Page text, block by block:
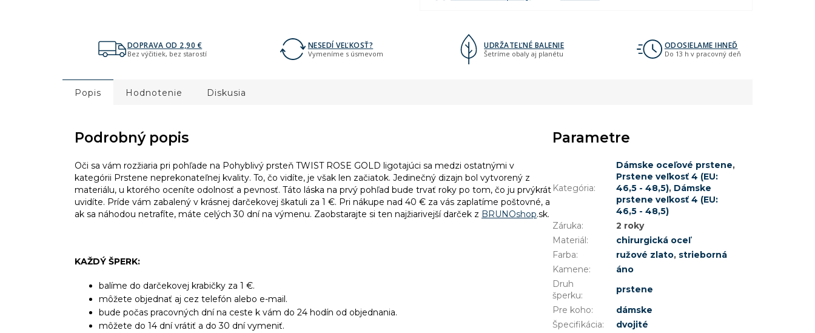
DOPRAVA OD 2,90 €
Bez výčitiek, bez starostí
NESEDÍ VEĽKOSŤ?
Vymeníme s úsmevom
UDRŽATEĽNÉ BALENIE
Šetríme obaly aj planétu
ODOSIELAME IHNEĎ
Do 13 h v pracovný deň
Popis Hodnotenie Diskusia
Podrobný popis
Oči sa vám rozžiaria pri pohľade na Pohyblivý prsteň TWIST ROSE GOLD ligotajúci sa medzi ostatnými v
kategórii Prstene neprekonateľnej kvality. To, čo vidíte, je však len začiatok. Jedinečný dizajn bol vytvorený z
materiálu, u ktorého oceníte odolnosť a pevnosť. Táto láska na prvý pohľad bude trvať roky po tom, čo ju prvýkrát
uvidíte. Príde vám zabalený v krásnej darčekovej škatuli za 1 €. Pri nákupe nad 40 € za vás zaplatíme poštovné, a
ak sa náhodou netrafíte, máte celých 30 dní na výmenu. Zaobstarajte si ten najžiarivejší darček z BRUNOshop.sk.
KAŽDÝ ŠPERK:
balíme do darčekovej krabičky za 1 €.
môžete objednať aj cez telefón alebo e-mail.
bude počas pracovných dní na ceste k vám do 24 hodín od objednania.
môžete do 14 dní vrátiť a do 30 dní vymeniť.
Parametre
Kategória:
Dámske oceľové prstene,
Prstene veľkosť 4 (EU:
46,5 - 48,5), Dámske
prstene veľkosť 4 (EU:
46,5 - 48,5)
Záruka:
2 roky
Materiál:
chirurgická oceľ
Farba: ružové zlato, strieborná
Kamene:
áno
Druh
šperku:
prstene
Pre koho:
dámske
Špecifikácia: dvojité